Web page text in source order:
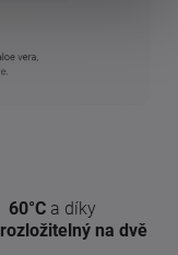
60°C a díky
rozložitelný na dvě